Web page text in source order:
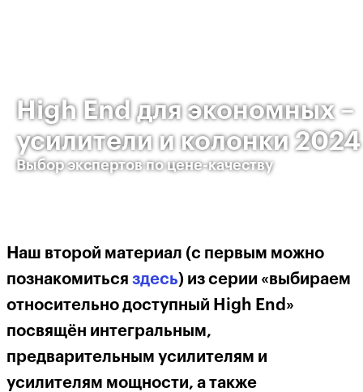
High End для экономных –
усилители и колонки 2024
Выбор экспертов по цене-качеству
Наш второй материал (с первым можно
познакомиться здесь) из серии «выбираем
относительно доступный High End»
посвящён интегральным,
предварительным усилителям и
усилителям мощности, а также